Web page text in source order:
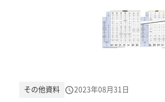
その他資料 2023年08月31日